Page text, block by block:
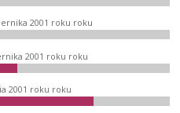
2001 roku roku
2001 roku roku
2001 roku roku